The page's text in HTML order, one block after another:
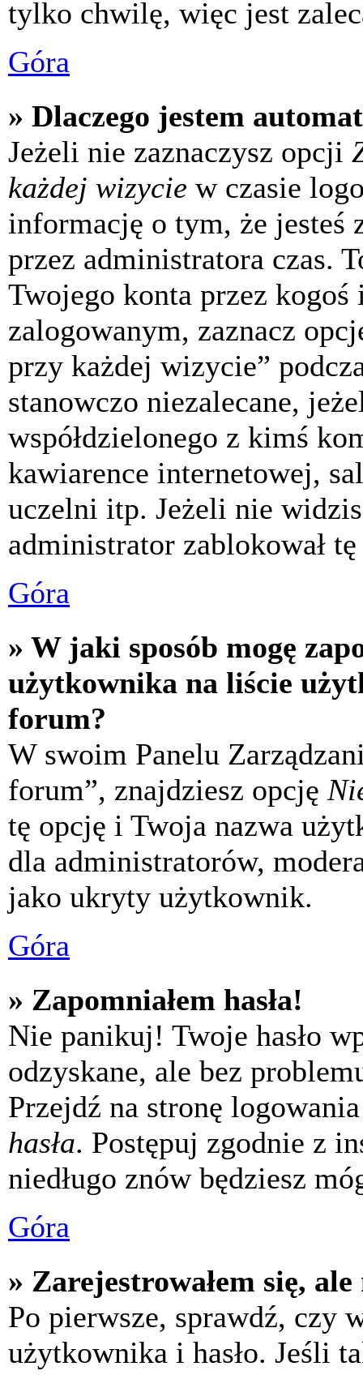
tylko chwilę, więc jest
Góra
» Dlaczego jestem
Jeżeli nie zaznaczysz opcji
każdej wizycie w czasie
informację o tym, że jesteś
przez administratora czas.
Twojego konta przez kogoś
zalogowanym, zaznacz
przy każdej wizycie”
stanowczo niezalecane,
współdzielonego z kimś
kawiarence internetowej,
uczelni itp. Jeżeli nie
administrator zablokował
Góra
» W jaki sposób mogę
użytkownika na liście
forum?
W swoim Panelu
forum”, znajdziesz opcję
tę opcję i Twoja nazwa
dla administratorów,
jako ukryty użytkownik.
Góra
» Zapomniałem hasła!
Nie panikuj! Twoje hasło
odzyskane, ale bez
Przejdź na stronę
hasła. Postępuj zgodnie z
niedługo znów będziesz
Góra
» Zarejestrowałem się,
Po pierwsze, sprawdź, czy
użytkownika i hasło. Jeśli